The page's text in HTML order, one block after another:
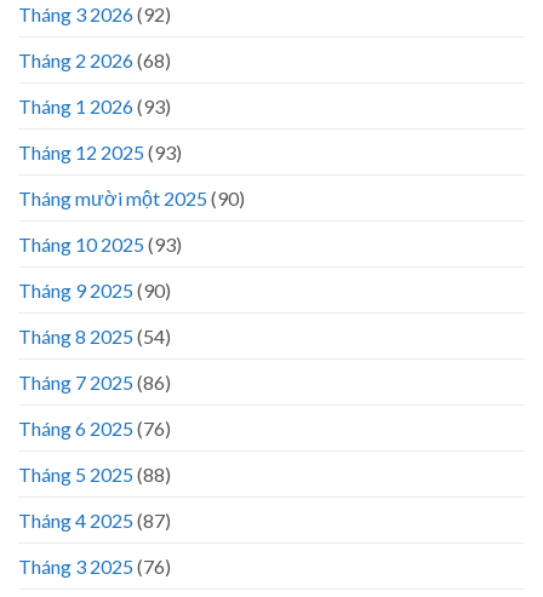
Tháng 3 2026(92)
Tháng 2 2026(68)
Tháng 1 2026(93)
Tháng 12 2025(93)
Tháng mười một 2025(90)
Tháng 10 2025(93)
Tháng 9 2025(90)
Tháng 8 2025(54)
Tháng 7 2025(86)
Tháng 6 2025(76)
Tháng 5 2025(88)
Tháng 4 2025(87)
Tháng 3 2025(76)